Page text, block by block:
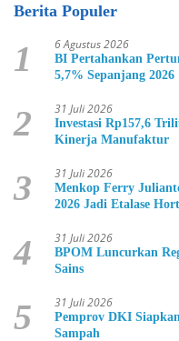
Berita Populer
1 6 Agustus 2026
BI Pertahankan
5,7% Sepanjang 2026
2 31 Juli 2026
Investasi Rp157,6
Kinerja Manufaktur
3 31 Juli 2026
Menkop Ferry
2026 Jadi Etalase
4 31 Juli 2026
BPOM Luncurkan
Sains
5 31 Juli 2026
Pemprov DKI
Sampah